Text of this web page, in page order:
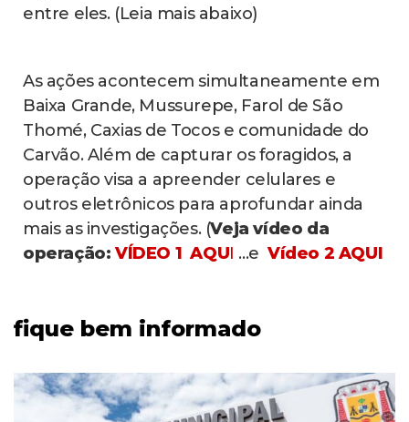
entre eles. (Leia mais abaixo)
As ações acontecem simultaneamente em
Baixa Grande, Mussurepe, Farol de São
Thomé, Caxias de Tocos e comunidade do
Carvão. Além de capturar os foragidos, a
operação visa a apreender celulares e
outros eletrônicos para aprofundar ainda
mais as investigações. (Veja vídeo da
operação: VÍDEO 1 AQUI ...eVídeo 2 AQUI
fique bem informado